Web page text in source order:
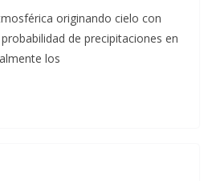
originando cielo con
de precipitaciones en
los